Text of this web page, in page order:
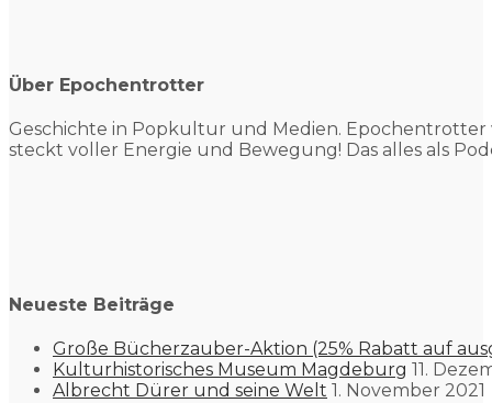
Über Epochentrotter
Geschichte in Popkultur und Medien. Epochentrotter
steckt voller Energie und Bewegung! Das alles als
Neueste Beiträge
Große Bücherzauber-Aktion (25% Rabatt auf
Kulturhistorisches Museum Magdeburg 11.
Albrecht Dürer und seine Welt 1. November 2021